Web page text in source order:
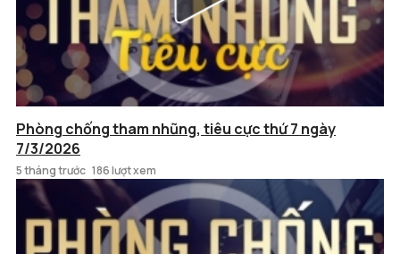
Phòng chống tham nhũng, tiêu cực thứ 7 ngày
7/3/2026
5 tháng trước 186 lượt xem